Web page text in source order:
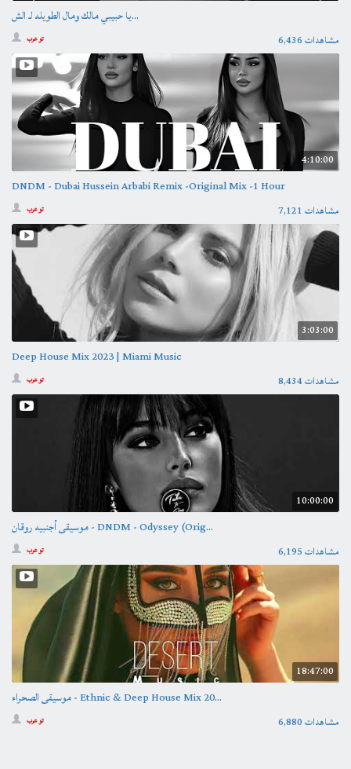
يا حبيبي مالك ومال الطويله لـ الش...
تو عرب 6,436 مشاهدات
4:10:00
DNDM - Dubai Hussein Arbabi Remix -Original Mix -1 Hour
تو عرب 7,121 مشاهدات
3:03:00
Deep House Mix 2023 | Miami Music
تو عرب 8,434 مشاهدات
10:00:00
موسيقى أجنبيه روقان - DNDM - Odyssey (Orig...
تو عرب 6,195 مشاهدات
18:47:00
موسيقى الصحراء - Ethnic & Deep House Mix 20...
تو عرب 6,880 مشاهدات